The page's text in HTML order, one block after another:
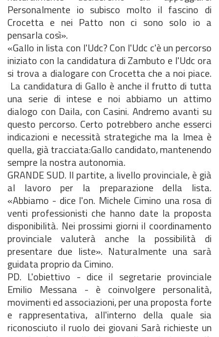
Personalmente io subisco molto il fascino di
Crocetta e nei Patto non ci sono solo io a
pensarla così».
«Gallo in lista con l'Udc? Con I'Udc c'è un percorso
iniziato con la candidatura di Zambuto e l'Udc ora
si trova a dialogare con Crocetta che a noi piace.
La candidatura di Gallo è anche il frutto di tutta
una serie di intese e noi abbiamo un attimo
dialogo con Daila, con Casini. Andremo avanti su
questo percorso. Certo potrebbero anche esserci
indicazioni e necessità strategiche ma la lmea è
quella, già tracciata:Gallo candidato, mantenendo
sempre la nostra autonomia.
GRANDE SUD. Il partite, a livello provinciale, è già
al lavoro per la preparazione della lista.
«Abbiamo - dice l'on. Michele Cimino una rosa di
venti professionisti che hanno date la proposta
disponibilità. Nei prossimi giorni il coordinamento
provinciale valuterà anche la possibilità di
presentare due liste». Naturalmente una sarà
guidata proprio da Cimino.
PD. L'obiettivo - dice il segretarie provinciale
Emilio Messana - è coinvolgere personalità,
movimenti ed associazioni, per una proposta forte
e rappresentativa, all'interno della quale sia
riconosciuto il ruolo dei giovani Sarà richieste un